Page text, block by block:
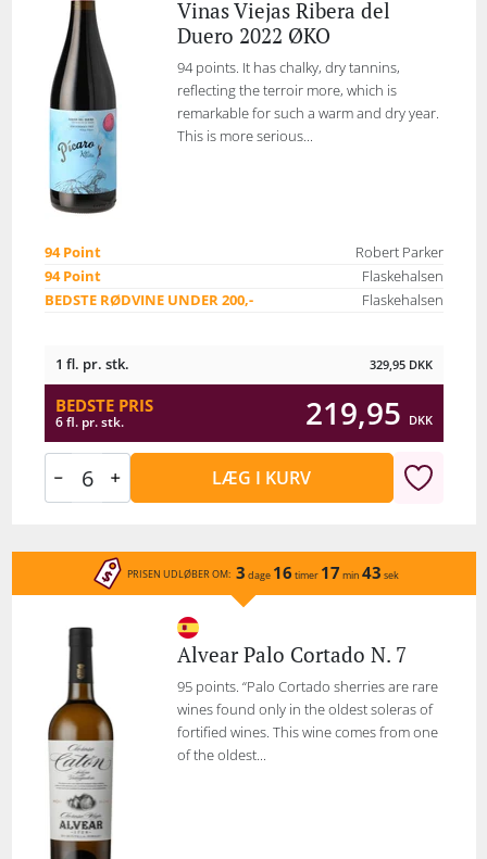
Vinas Viejas Ribera del
Duero 2022 ØKO
94 points. It has chalky, dry tannins,
reflecting the terroir more, which is
remarkable for such a warm and dry year.
This is more serious...
94 Point
Robert Parker
94 Point
Flaskehalsen
BEDSTE RØDVINE UNDER 200,-
Flaskehalsen
1 fl. pr. stk. 329,95 DKK
BEDSTE PRIS
6 fl. pr. stk. 219,95 DKK
LÆG I KURV
PRISEN UDLØBER OM: 3 dage 16 timer 17 min 43 sek
Alvear Palo Cortado N. 7
95 points. “Palo Cortado sherries are rare
wines found only in the oldest soleras of
fortified wines. This wine comes from one
of the oldest...